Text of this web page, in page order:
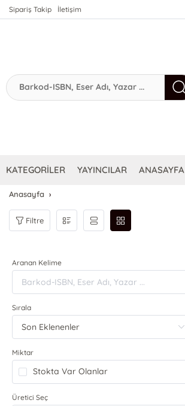
Sipariş Takip İletişim
KATEGORİLER YAYINCILAR ANASAYFA
Anasayfa
Filtre
Aranan Kelime
Sırala
Miktar
Stokta Var Olanlar
Üretici Seç